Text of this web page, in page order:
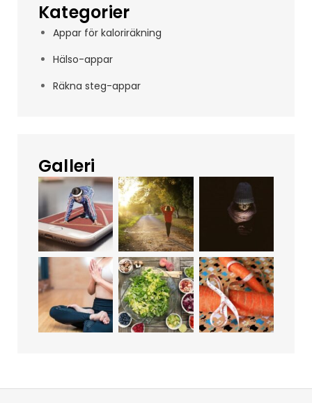
Kategorier
Appar för kaloriräkning
Hälso-appar
Räkna steg-appar
Galleri